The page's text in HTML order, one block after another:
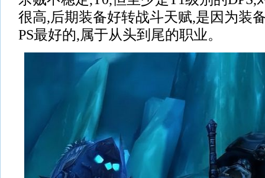
很高,后期装备好转战斗天赋,是因为装
PS最好的,属于从头到尾的职业。